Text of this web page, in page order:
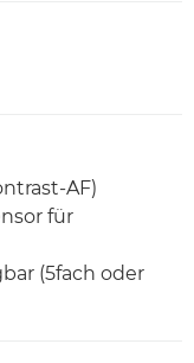
AF)
für
(5fach oder